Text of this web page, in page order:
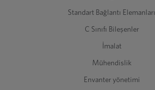
Standart Bağlantı Elemanları
C Sınıfı Bileşenler
İmalat
Mühendislik
Envanter yönetimi